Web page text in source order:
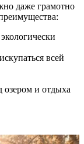
даже грамотно
всей
озером и отдыха